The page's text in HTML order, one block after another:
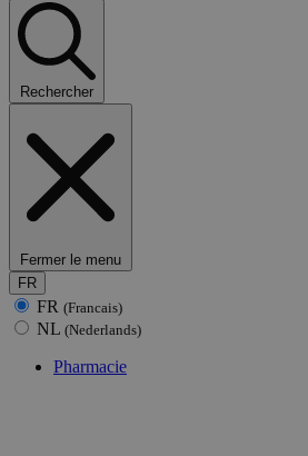
Rechercher
Fermer le menu
FR
FR (Francais)
NL (Nederlands)
Pharmacie